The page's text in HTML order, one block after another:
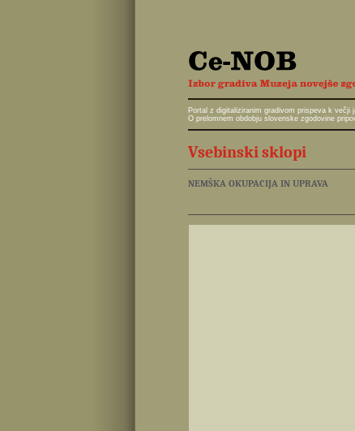
Portal z digitaliziranim gradivom prispeva k
O prelomnem obdobju slovenske zgodovine
Vsebinski sklopi
NEMŠKA OKUPACIJA IN UPRAVA